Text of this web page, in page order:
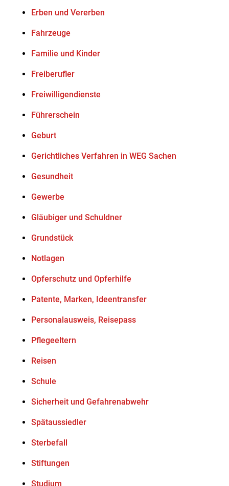
Erben und Vererben
Fahrzeuge
Familie und Kinder
Freiberufler
Freiwilligendienste
Führerschein
Geburt
Gerichtliches Verfahren in WEG Sachen
Gesundheit
Gewerbe
Gläubiger und Schuldner
Grundstück
Notlagen
Opferschutz und Opferhilfe
Patente, Marken, Ideentransfer
Personalausweis, Reisepass
Pflegeeltern
Reisen
Schule
Sicherheit und Gefahrenabwehr
Spätaussiedler
Sterbefall
Stiftungen
Studium